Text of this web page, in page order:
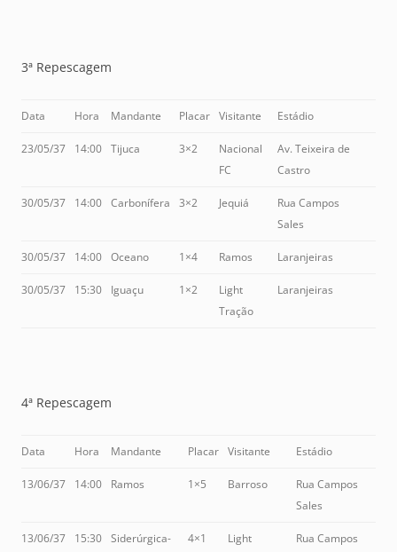
3ª Repescagem
Data Hora Mandante Placar Visitante Estádio
23/05/37 14:00 Tijuca 3×2
Nacional
FC
Av. Teixeira de
Castro
30/05/37 14:00 Carbonífera 3×2 Jequiá
Rua Campos
Sales
30/05/37 14:00 Oceano 1×4 Ramos Laranjeiras
30/05/37 15:30 Iguaçu 1×2
Light
Tração
Laranjeiras
4ª Repescagem
Data Hora Mandante Placar Visitante Estádio
13/06/37 14:00 Ramos 1×5 Barroso
Rua Campos
Sales
13/06/37 15:30 Siderúrgica-
4×1
Light
Rua Campos